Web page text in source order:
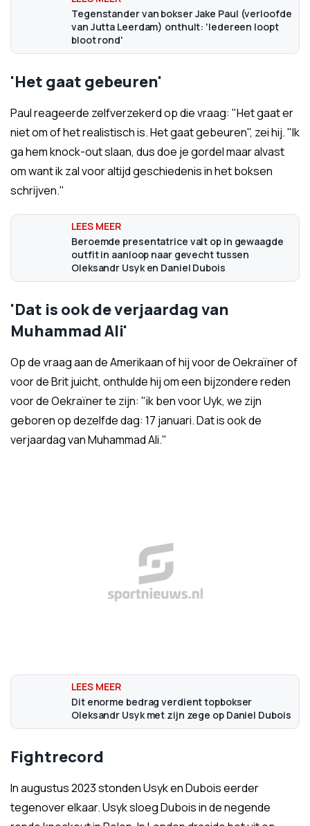
Tegenstander van bokser Jake Paul (verloofde
van Jutta Leerdam) onthult: 'Iedereen loopt
bloot rond'
'Het gaat gebeuren'
Paul reageerde zelfverzekerd op die vraag: "Het gaat er
niet om of het realistisch is. Het gaat gebeuren", zei hij. "Ik
ga hem knock-out slaan, dus doe je gordel maar alvast
om want ik zal voor altijd geschiedenis in het boksen
schrijven."
Beroemde presentatrice valt op in gewaagde
outfit in aanloop naar gevecht tussen
Oleksandr Usyk en Daniel Dubois
'Dat is ook de verjaardag van
Muhammad Ali'
Op de vraag aan de Amerikaan of hij voor de Oekraïner of
voor de Brit juicht, onthulde hij om een bijzondere reden
voor de Oekraïner te zijn: "ik ben voor Uyk, we zijn
geboren op dezelfde dag: 17 januari. Dat is ook de
verjaardag van Muhammad Ali."
Dit enorme bedrag verdient topbokser
Oleksandr Usyk met zijn zege op Daniel Dubois
Fightrecord
In augustus 2023 stonden Usyk en Dubois eerder
tegenover elkaar. Usyk sloeg Dubois in de negende